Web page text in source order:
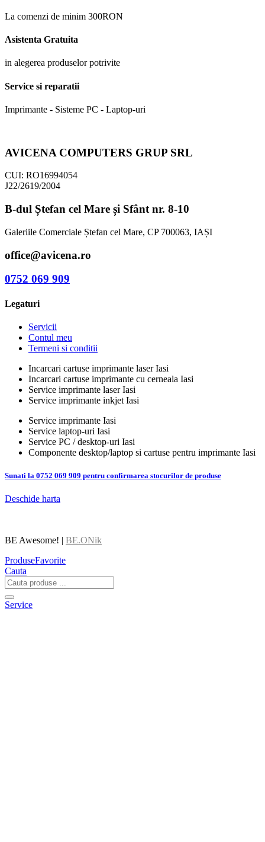
La comenzi de minim 300RON
Asistenta Gratuita
in alegerea produselor potrivite
Service si reparatii
Imprimante - Sisteme PC - Laptop-uri
AVICENA COMPUTERS GRUP SRL
CUI: RO16994054
J22/2619/2004
B-dul Ștefan cel Mare și Sfânt nr. 8-10
Galeriile Comerciale Ștefan cel Mare, CP 700063, IAȘI
office@avicena.ro
0752 069 909
Legaturi
Servicii
Contul meu
Termeni si conditii
Incarcari cartuse imprimante laser Iasi
Incarcari cartuse imprimante cu cerneala Iasi
Service imprimante laser Iasi
Service imprimante inkjet Iasi
Service imprimante Iasi
Service laptop-uri Iasi
Service PC / desktop-uri Iasi
Componente desktop/laptop si cartuse pentru imprimante Iasi
Sunati la 0752 069 909 pentru confirmarea stocurilor de produse
Deschide harta
BE Awesome! | BE.ONik
ProduseFavorite
Cauta
Service